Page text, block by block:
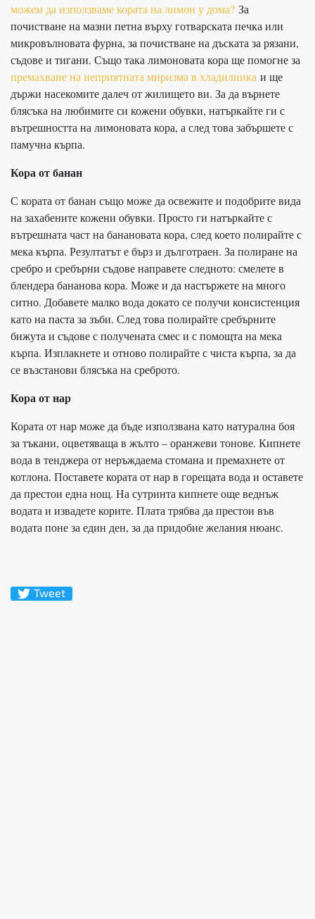
можем да използваме кората на лимон у дома? За
почистване на мазни петна върху готварската печка или
микровълновата фурна, за почистване на дъската за рязани,
съдове и тигани. Също така лимоновата кора ще помогне за
премахване на неприятната миризма в хладилника и ще
държи насекомите далеч от жилището ви. За да върнете
блясъка на любимите си кожени обувки, натъркайте ги с
вътрешността на лимоновата кора, а след това забършете с
памучна кърпа.
Кора от банан
С кората от банан също може да освежите и подобрите вида
на захабените кожени обувки. Просто ги натъркайте с
вътрешната част на банановата кора, след което полирайте с
мека кърпа. Резултатът е бърз и дълготраен. За полиране на
сребро и сребърни съдове направете следното: смелете в
блендера бананова кора. Може и да настържете на много
ситно. Добавете малко вода докато се получи консистенция
като на паста за зъби. След това полирайте сребърните
бижута и съдове с получената смес и с помощта на мека
кърпа. Изплакнете и отново полирайте с чиста кърпа, за да
се възстанови блясъка на среброто.
Кора от нар
Кората от нар може да бъде използвана като натурална боя
за тъкани, оцветяваща в жълто – оранжеви тонове. Кипнете
вода в тенджера от неръждаема стомана и премахнете от
котлона. Поставете кората от нар в горещата вода и оставете
да престои една нощ. На сутринта кипнете още веднъж
водата и извадете корите. Плата трябва да престои във
водата поне за един ден, за да придобие желания нюанс.
Tweet